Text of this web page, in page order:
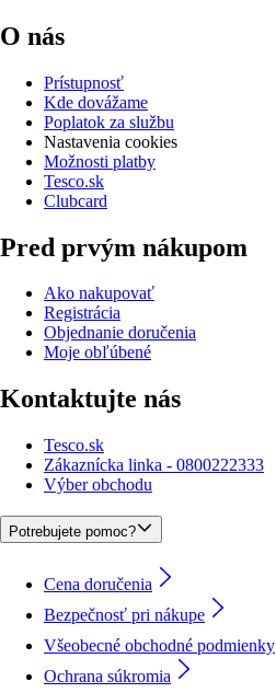
O nás
Prístupnosť
Kde dovážame
Poplatok za službu
Nastavenia cookies
Možnosti platby
Tesco.sk
Clubcard
Pred prvým nákupom
Ako nakupovať
Registrácia
Objednanie doručenia
Moje obľúbené
Kontaktujte nás
Tesco.sk
Zákaznícka linka - 0800222333
Výber obchodu
Potrebujete pomoc?
Cena doručenia
Bezpečnosť pri nákupe
Všeobecné obchodné podmienky
Ochrana súkromia